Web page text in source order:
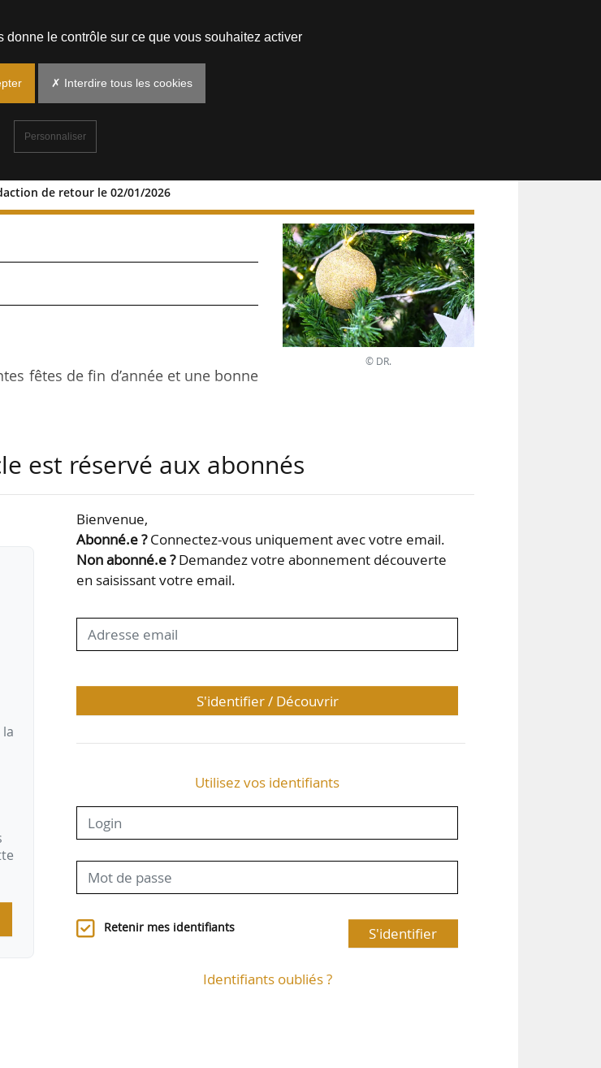
de retour le 02/01/2026
! La rédaction de
fêtes de fin d’année et une bonne
d’être riche en actualités, avec
son bilan annuel des principales
après son rejet au Parlement le
seront les sujets à trancher pour
© DR.
est réservé aux abonnés
Bienvenue,
Abonné.e ?Connectez-vous uniquement avec votre email.
Non abonné.e ?Demandez votre abonnement découverte
en saisissant votre email.
S'identifier / Découvrir
Utilisez vos identifiants
Retenir mes identifiants S'identifier
Identifiants oubliés ?
le contrôle sur ce que vous souhaitez activer
✗ Interdire tous les cookies
Personnaliser